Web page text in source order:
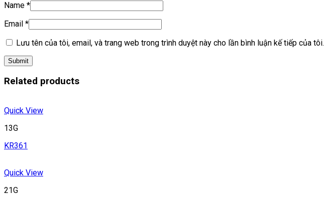
Name *
Email *
Lưu tên của tôi, email, và trang web trong trình duyệt này cho lần bình luận kế tiếp của tôi.
Related products
Quick View
13G
KR361
Quick View
21G